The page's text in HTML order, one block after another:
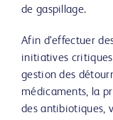
de gaspillage.
Afin d’effectuer
initiatives critiques
gestion des
médicaments, la
des antibiotiques,